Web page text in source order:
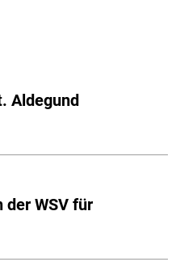
Aldegund
WSV für